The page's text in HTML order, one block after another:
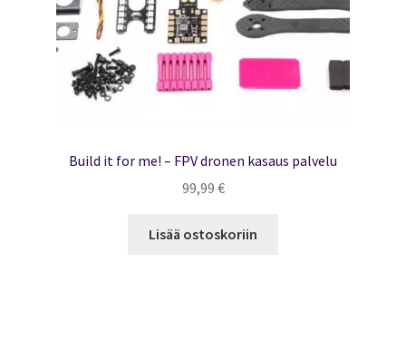
Build it for me! – FPV dronen kasaus palvelu
99,99 €
Lisää ostoskoriin